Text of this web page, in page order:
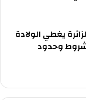
يغطي الولادة
2026؟.. الشروط وحدود